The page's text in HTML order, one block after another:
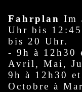
Fahrplan Im
Uhr bis
bis 20 Uhr.
- 9h à 12h30
Avril, Mai,
9h à 12h30
Octobre à